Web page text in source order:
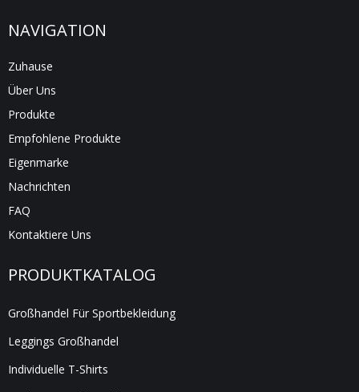
NAVIGATION
Zuhause
Über Uns
Produkte
Empfohlene Produkte
Eigenmarke
Nachrichten
FAQ
Kontaktiere Uns
PRODUKTKATALOG
Großhandel Für Sportbekleidung
Leggings Großhandel
Individuelle T-Shirts